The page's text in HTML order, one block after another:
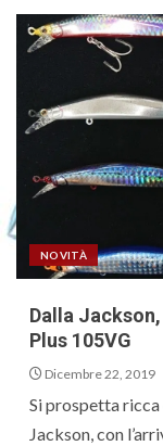
NOVITÀ
Dalla
Plus 105VG
Dicembre 22, 2019
Si prospetta
Jackson, con